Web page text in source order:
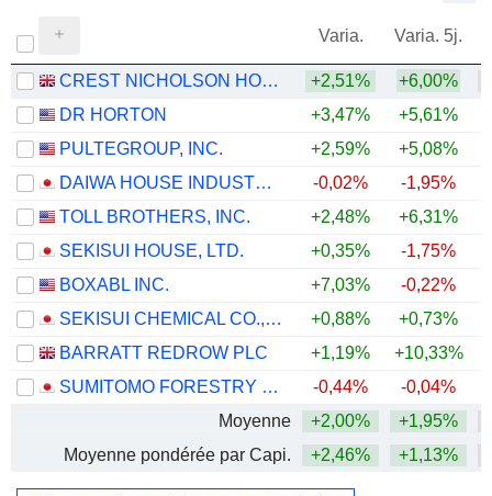
Varia. Varia. 5j.
CREST NICHOLSON HOLDINGS PLC +2,51% +6,00%
DR HORTON
+3,47% +5,61%
PULTEGROUP, INC.
+2,59% +5,08%
DAIWA HOUSE INDUSTRY CO., LTD.
-0,02% -1,95%
TOLL BROTHERS, INC.
+2,48% +6,31%
SEKISUI HOUSE, LTD.
+0,35% -1,75%
BOXABL INC.
+7,03% -0,22%
SEKISUI CHEMICAL CO., LTD.
+0,88% +0,73%
BARRATT REDROW PLC
+1,19% +10,33%
SUMITOMO FORESTRY CO., LTD.
-0,44% -0,04%
Moyenne
+2,00% +1,95%
Moyenne pondérée par Capi.
+2,46% +1,13%